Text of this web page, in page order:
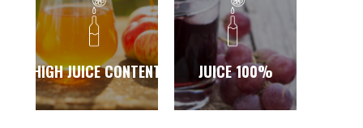
HIGH JUICE CONTENT JUICE 100%